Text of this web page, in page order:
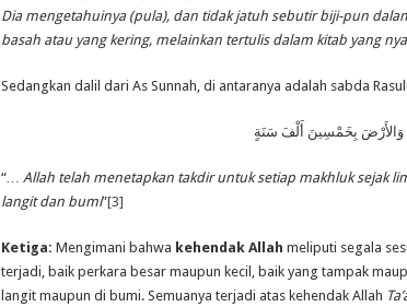
Dia mengetahuinya (pula), dan tidak jatuh sebutir biji-pun
basah atau yang kering, melainkan tertulis dalam kitab yang
Sedangkan dalil dari As Sunnah, di antaranya adalah sabda
وَالأَرْضَ بِخَمْسِينَ أَلْفَ سَنَةٍ
“… Allah telah menetapkan takdir untuk setiap makhluk sejakl
langit dan bumi”[3]
Ketiga: Mengimani bahwa kehendak Allah meliputi segala
terjadi, baik perkara besar maupun kecil, baik yang tampak
langit maupun di bumi. Semuanya terjadi atas kehendak Allah